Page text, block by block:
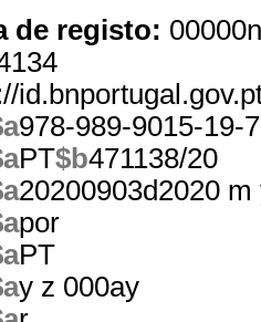
de registo:
978-989-9015-19-7
PT$b471138/20
20200903d2020
por
PT
y z 000ay